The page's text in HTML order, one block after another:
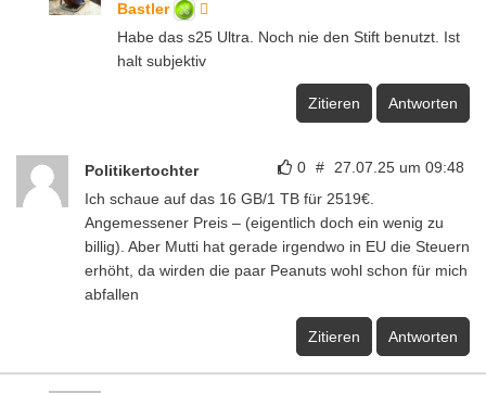
Bastler
Habe das s25 Ultra. Noch nie den Stift benutzt. Ist
halt subjektiv
Zitieren Antworten
0 # 27.07.25 um 09:48
Politikertochter
Ich schaue auf das 16 GB/1 TB für 2519€.
Angemessener Preis – (eigentlich doch ein wenig zu
billig). Aber Mutti hat gerade irgendwo in EU die Steuern
erhöht, da wirden die paar Peanuts wohl schon für mich
abfallen
Zitieren Antworten